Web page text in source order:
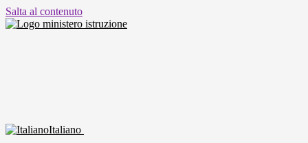
Salta al contenuto
Italiano